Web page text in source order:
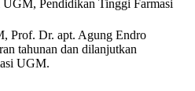
Prof. Dr. apt. Agung Endro
tahunan dan dilanjutkan
UGM.